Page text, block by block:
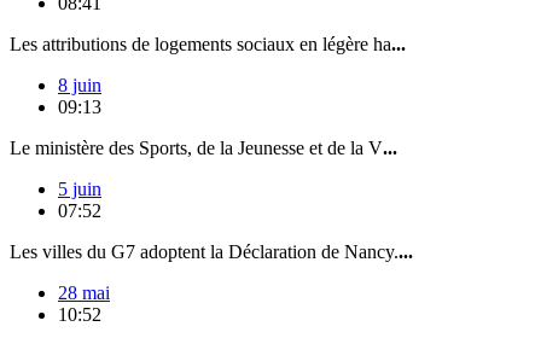
Les attributions de logements sociaux en légère ha...
8 juin
09:13
Le ministère des Sports, de la Jeunesse et de la V...
5 juin
07:52
Les villes du G7 adoptent la Déclaration de Nancy....
28 mai
10:52